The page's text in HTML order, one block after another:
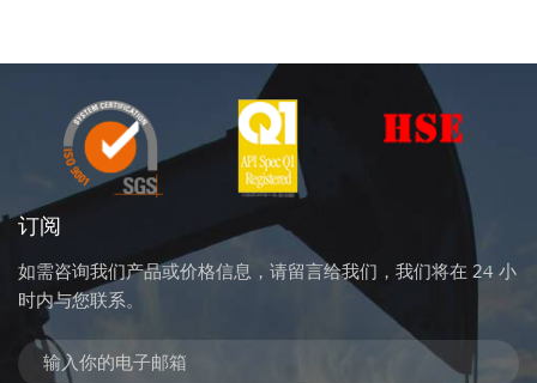
订阅
如需咨询我们产品或价格信息，请留言给我们，我们将在 24 小
时内与您联系。